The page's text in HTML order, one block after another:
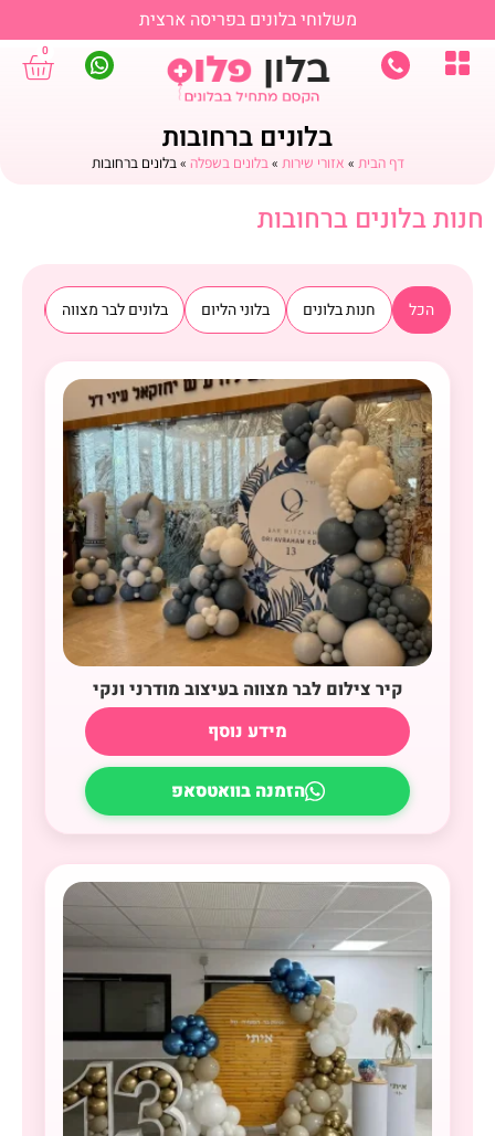
משלוחי בלונים בפריסה ארצית
0
בלונים ברחובות
דף הבית » אזורי שירות »בלונים בשפלה »בלונים ברחובות
חנות בלונים ברחובות
הכל חנות בלונים בלוני הליום בלונים לבר מצווה
קיר צילום לבר מצווה בעיצוב מודרני ונקי
מידע נוסף
הזמנה בוואטסאפ